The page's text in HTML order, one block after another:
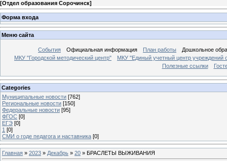
[Отдел образования Сорочинск]
Форма входа
Меню сайта
События Официальная информация План работы
Дошкольное
МКУ "Городской методический центр"
МКУ "Единый учетный центр учреждений
Полезные ссылки
Categories
Муниципальные новости [762]
Региональные новости [150]
Федеральные новости [95]
ФГОС [0]
ЕГЭ [0]
1 [0]
СМИ о годе педагога и наставника [0]
Главная » 2023 » Декабрь » 20 » БРАСЛЕТЫ ВЫЖИВАНИЯ